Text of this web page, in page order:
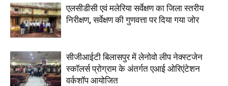
एलसीडीसी एवं मलेरिया सर्वेक्षण का जिला स्तरीय
निरीक्षण, सर्वेक्षण की गुणवत्ता पर दिया गया जोर
सीजीआईटी बिलासपुर में लेनोवो लीप नेक्स्टजेन
स्कॉलर्स प्रोग्राम के अंतर्गत एआई ओरिएंटेशन
वर्कशॉप आयोजित